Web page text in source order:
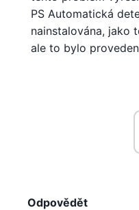
PS Automatická
nainstalována, jako
ale to bylo
Odpovědět